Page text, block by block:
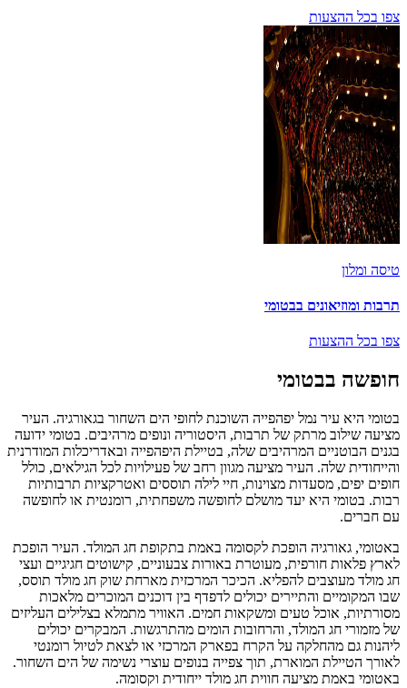
צפו בכל ההצעות
טיסה ומלון
תרבות ומוזיאונים בבטומי
צפו בכל ההצעות
חופשה בבטומי
בטומי היא עיר נמל יפהפייה השוכנת לחופי הים השחור בגאורגיה. העיר
מציעה שילוב מרתק של תרבות, היסטוריה ונופים מרהיבים. בטומי ידועה
בגנים הבוטניים המרהיבים שלה, בטיילת היפהפייה ובאדריכלות המודרנית
והייחודית שלה. העיר מציעה מגוון רחב של פעילויות לכל הגילאים, כולל
חופים יפים, מסעדות מצוינות, חיי לילה תוססים ואטרקציות תרבותיות
רבות. בטומי היא יעד מושלם לחופשה משפחתית, רומנטית או לחופשה
עם חברים.
באטומי, גאורגיה הופכת לקסומה באמת בתקופת חג המולד. העיר הופכת
לארץ פלאות חורפית, מעוטרת באורות צבעוניים, קישוטים חגיגיים ועצי
חג מולד מעוצבים להפליא. הכיכר המרכזית מארחת שוק חג מולד תוסס,
שבו המקומיים והתיירים יכולים לדפדף בין דוכנים המוכרים מלאכות
מסורתיות, אוכל טעים ומשקאות חמים. האוויר מתמלא בצלילים העליזים
של מזמורי חג המולד, והרחובות הומים מהתרגשות. המבקרים יכולים
ליהנות גם מהחלקה על הקרח בפארק המרכזי או לצאת לטיול רומנטי
לאורך הטיילת המוארת, תוך צפייה בנופים עוצרי נשימה של הים השחור.
באטומי באמת מציעה חווית חג מולד ייחודית וקסומה.